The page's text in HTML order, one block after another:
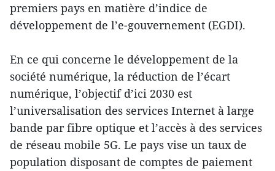
premiers pays en matière d’indice de
développement de l’e-gouvernement (EGDI).
En ce qui concerne le développement de la
société numérique, la réduction de l’écart
numérique, l’objectif d’ici 2030 est
l’universalisation des services Internet à large
bande par fibre optique et l’accès à des services
de réseau mobile 5G. Le pays vise un taux de
population disposant de comptes de paiement